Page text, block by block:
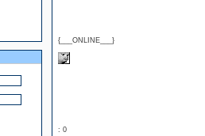
{___ONLINE___}
: 0